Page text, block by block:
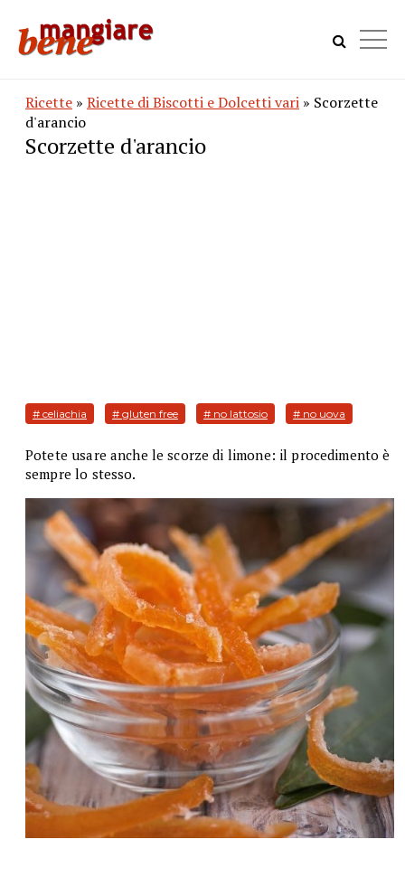
Ricette » Ricette di Biscotti e Dolcetti vari » Scorzette
d'arancio
Scorzette d'arancio
# celiachia # gluten free # no lattosio # no uova
Potete usare anche le scorze di limone: il procedimento è
sempre lo stesso.